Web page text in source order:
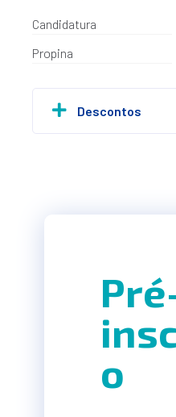
Candidatura
Propina
Descontos
o